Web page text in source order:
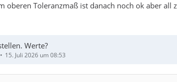
oberen Toleranzmaß ist danach noch ok aber
Werte?
15. Juli 2026 um 08:53